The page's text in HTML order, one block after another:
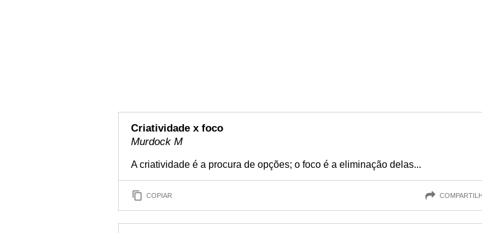
Criatividade x foco
Murdock M
A criatividade é a procura de opções; o foco é a eliminação delas...
COPIAR